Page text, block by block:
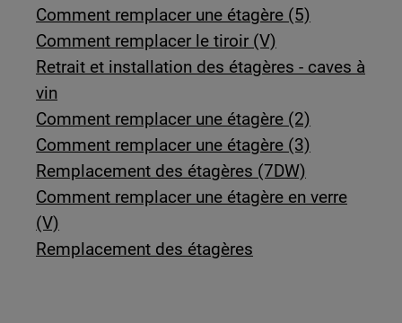
Comment remplacer une étagère (5)
Comment remplacer le tiroir (V)
Retrait et installation des étagères - caves à
vin
Comment remplacer une étagère (2)
Comment remplacer une étagère (3)
Remplacement des étagères (7DW)
Comment remplacer une étagère en verre
(V)
Remplacement des étagères